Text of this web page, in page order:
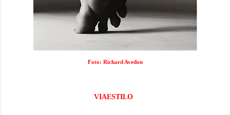
Foto: Richard Avedon
VIAESTILO